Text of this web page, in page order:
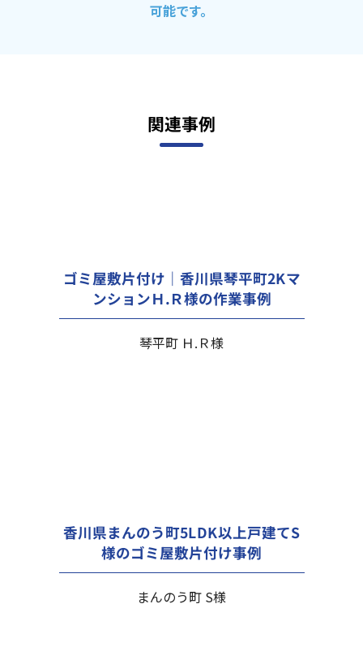
可能です。
関連事例
ゴミ屋敷片付け｜香川県琴平町2Kマ
ンションＨ.Ｒ様の作業事例
琴平町 Ｈ.Ｒ様
香川県まんのう町5LDK以上戸建てS
様のゴミ屋敷片付け事例
まんのう町 S様